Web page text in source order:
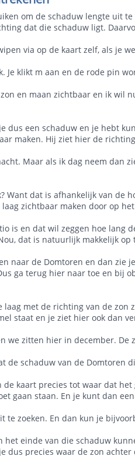
om de schaduw lengte uit
dat die schaduw ligt.
via op de kaart zelf, als je
Je klikt m aan en de rode pin
en maan zichtbaar en ik
dus een schaduw en je hebt
maken. Hij ziet hier de
Maar als ik dag neem dan
Want dat is afhankelijk van de
zichtbaar maken door op
is en dat wil zeggen hoe lang
dat is natuurlijk makkelijk op
naar de Domtoren en dan
ga terug hier naar toe en bij
met de richting van de
staat en je ziet hier ook dan
we zitten hier in december.
de schaduw van de Domtoren
kaart precies tot waar dat
gaan staan. En je kunt dan
te zoeken. En dan kun je
einde van die schaduw
dus precies waar de zon